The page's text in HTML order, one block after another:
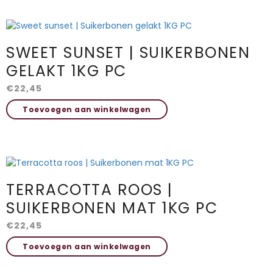
Deze
gekozen
worden
de
productpagina
SWEET SUNSET | SUIKERBONEN
GELAKT 1KG PC
€22,45
Toevoegen aan winkelwagen
TERRACOTTA ROOS |
SUIKERBONEN MAT 1KG PC
€22,45
Toevoegen aan winkelwagen